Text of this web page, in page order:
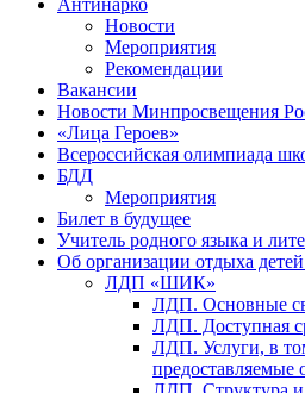
Антинарко
Новости
Мероприятия
Рекомендации
Вакансии
Новости Минпросвещения
«Лица Героев»
Всероссийская олимпиада
БДД
Мероприятия
Билет в будущее
Учитель родного языка и
Об организации отдыха
ЛДП «ШИК»
ЛДП. Основные
ЛДП. Доступная
ЛДП. Услуги, в
предоставляемые